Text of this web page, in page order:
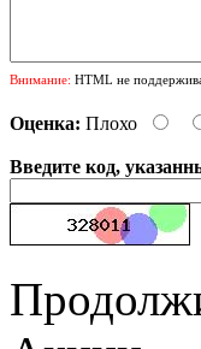
Внимание: HTML не
Оценка: Плохо
Введите код,